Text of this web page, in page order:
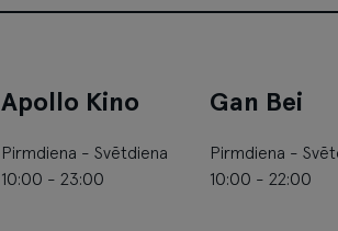
Apollo Kino
Pirmdiena - Svētdiena
10:00 - 23:00
Gan Bei
Pirmdiena -
10:00 - 22:00